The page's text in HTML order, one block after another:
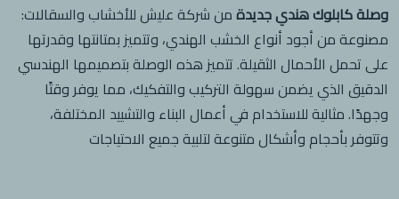
وصلة كابلوك هندي جديدةمن شركة عليش للأخشاب والسقالات:
مصنوعة من أجود أنواع الخشب الهندي، وتتميز بمتانتها وقدرتها
على تحمل الأحمال الثقيلة. تتميز هذه الوصلة بتصميمها الهندسي
الدقيق الذي يضمن سهولة التركيب والتفكيك، مما يوفر وقتًا
وجهدًا. مثالية للاستخدام في أعمال البناء والتشييد المختلفة،
وتتوفر بأحجام وأشكال متنوعة لتلبية جميع الاحتياجات